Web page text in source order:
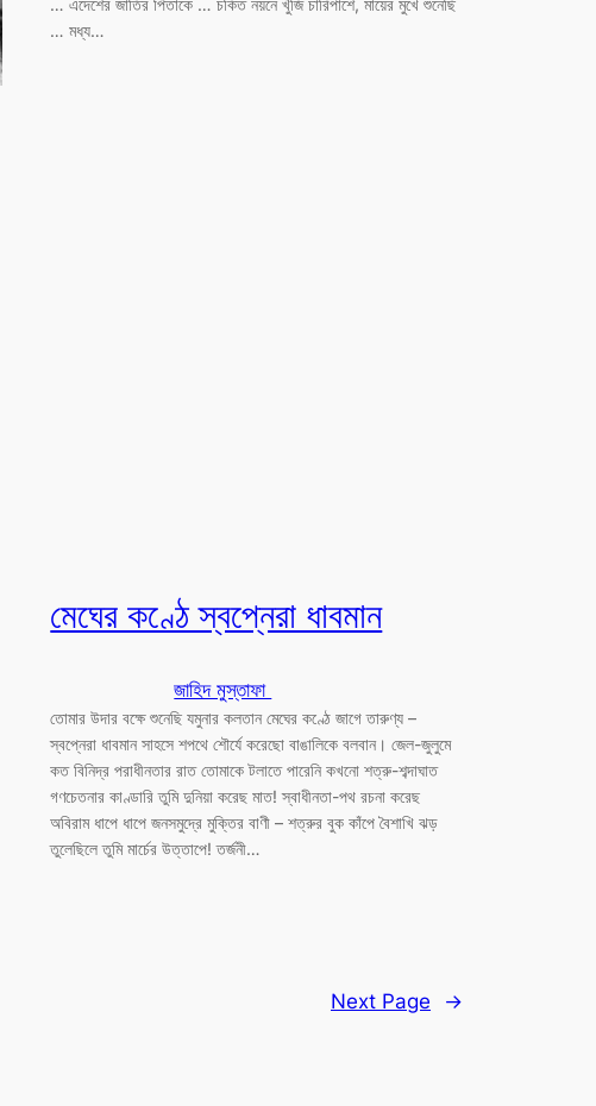
… এদেশের জাতির পিতাকে … চকিত নয়নে খুঁজি চারিপাশে, মায়ের মুখে শুনেছি
… মধ্য…
মেঘের কণ্ঠে স্বপ্নেরা ধাবমান
জাহিদ মুস্তাফা
তোমার উদার বক্ষে শুনেছি যমুনার কলতান মেঘের কণ্ঠে জাগে তারুণ্য –
স্বপ্নেরা ধাবমান সাহসে শপথে শৌর্যে করেছো বাঙালিকে বলবান। জেল-জুলুমে
কত বিনিদ্র পরাধীনতার রাত তোমাকে টলাতে পারেনি কখনো শত্রু-শব্দাঘাত
গণচেতনার কাণ্ডারি তুমি দুনিয়া করেছ মাত! স্বাধীনতা-পথ রচনা করেছ
অবিরাম ধাপে ধাপে জনসমুদ্রে মুক্তির বাণী – শত্রুর বুক কাঁপে বৈশাখি ঝড়
তুলেছিলে তুমি মার্চের উত্তাপে! তর্জনী…
Next Page →